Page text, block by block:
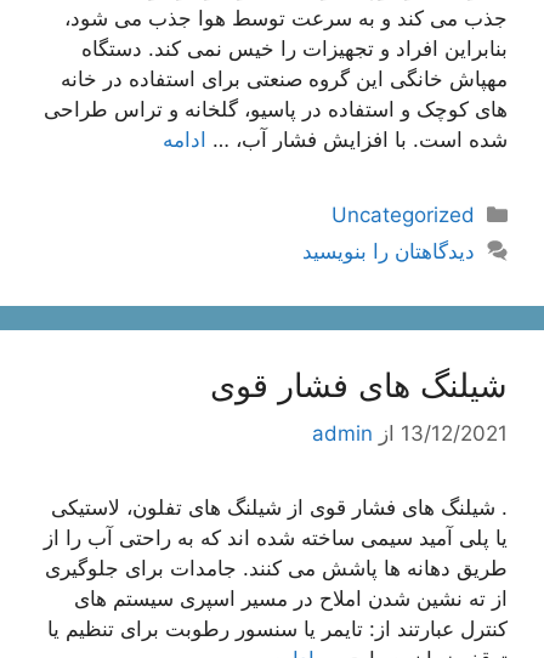
جذب می کند و به سرعت توسط هوا جذب می شود،
بنابراین افراد و تجهیزات را خیس نمی کند. دستگاه
مهپاش خانگی این گروه صنعتی برای استفاده در خانه
های کوچک و استفاده در پاسیو، گلخانه و تراس طراحی
شده است. با افزایش فشار آب، … ادامه
دسته‌ها
Uncategorized
دیدگاهتان را بنویسید
شیلنگ های فشار قوی
13/12/2021 از admin
. شیلنگ های فشار قوی از شیلنگ های تفلون، لاستیکی
یا پلی آمید سیمی ساخته شده اند که به راحتی آب را از
طریق دهانه ها پاشش می کنند. جامدات برای جلوگیری
از ته نشین شدن املاح در مسیر اسپری سیستم های
کنترل عبارتند از: تایمر یا سنسور رطوبت برای تنظیم یا